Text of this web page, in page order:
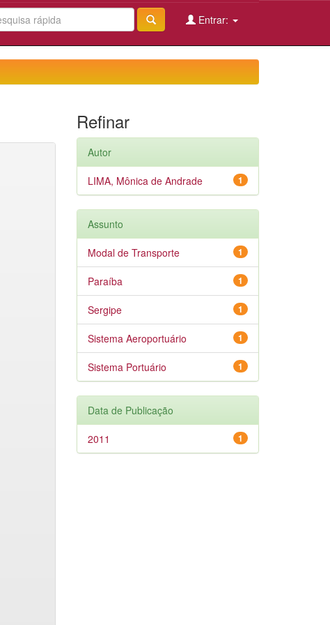
Entrar:
Refinar
Autor
1
LIMA, Mônica de Andrade
Assunto
1
Modal de Transporte
1
Paraíba
1
Sergipe
1
Sistema Aeroportuário
1
Sistema Portuário
Data de Publicação
1
2011